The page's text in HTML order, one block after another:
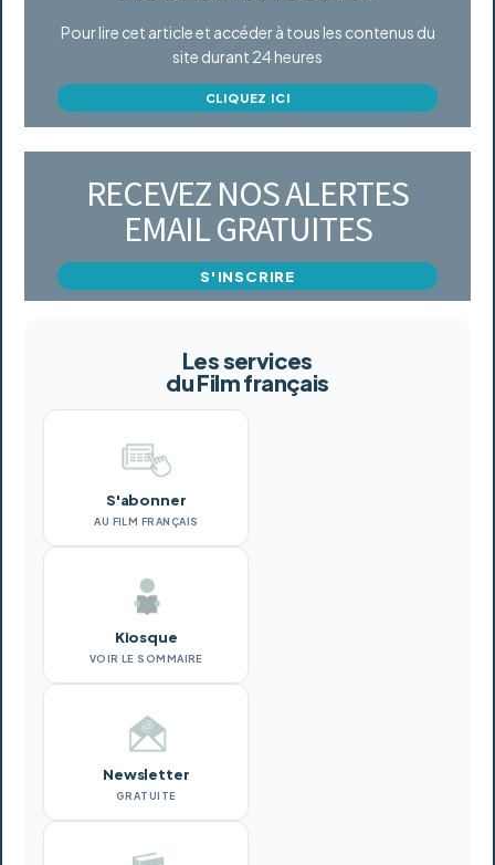
Pour lire cet article et accéder à tous les contenus du
site durant 24 heures
CLIQUEZ ICI
RECEVEZ NOS ALERTES
EMAIL GRATUITES
S'INSCRIRE
Les services
du Film français
S'abonner
AU FILM FRANÇAIS
Kiosque
VOIR LE SOMMAIRE
Newsletter
GRATUITE